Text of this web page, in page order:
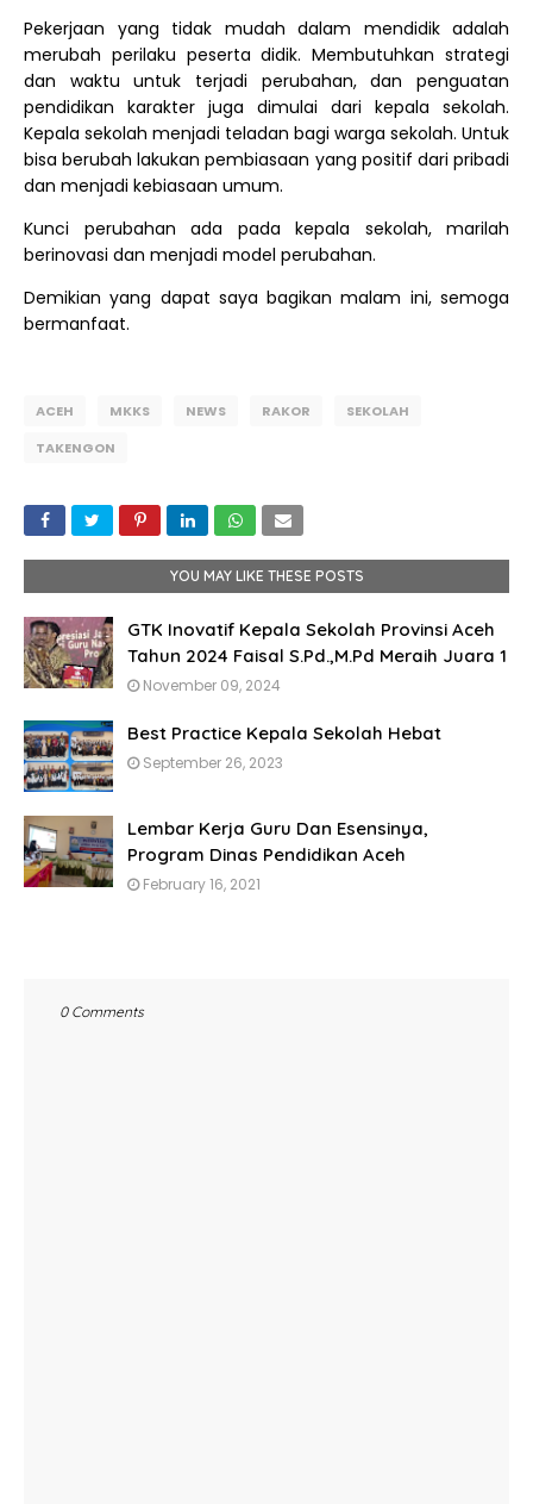
Pekerjaan yang tidak mudah dalam mendidik adalah
merubah perilaku peserta didik. Membutuhkan strategi
dan waktu untuk terjadi perubahan, dan penguatan
pendidikan karakter juga dimulai dari kepala sekolah.
Kepala sekolah menjadi teladan bagi warga sekolah. Untuk
bisa berubah lakukan pembiasaan yang positif dari pribadi
dan menjadi kebiasaan umum.
Kunci perubahan ada pada kepala sekolah, marilah
berinovasi dan menjadi model perubahan.
Demikian yang dapat saya bagikan malam ini, semoga
bermanfaat.
ACEH MKKS NEWS RAKOR
SEKOLAH
TAKENGON
YOU MAY LIKE THESE POSTS
GTK Inovatif Kepala Sekolah Provinsi Aceh
Tahun 2024 Faisal S.Pd.,M.Pd Meraih Juara 1
November 09, 2024
Best Practice Kepala Sekolah Hebat
September 26, 2023
Lembar Kerja Guru Dan Esensinya,
Program Dinas Pendidikan Aceh
February 16, 2021
0 Comments